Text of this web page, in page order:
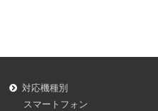
対応機種別
スマートフォン